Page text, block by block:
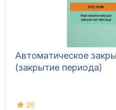
Автоматическое
(закрытие периода)
26